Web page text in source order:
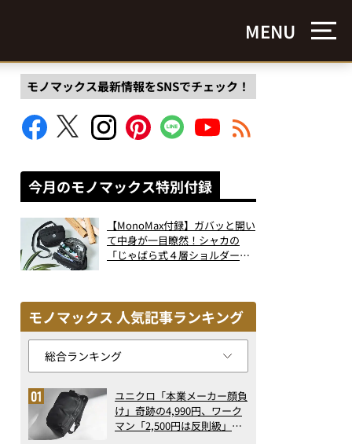
MENU
モノマックス最新情報をSNSでチェック！
今月のモノマックス特別付録
【MonoMax付録】ガバッと開い
て中身が一目瞭然！シャカの
「じゃばら式４層ショルダーバ
モノマックス 人気記事ランキング
ユニクロ「本業メーカー顔負
け」奇跡の4,990円、ワーク
マン「2,500円は反則級」凄